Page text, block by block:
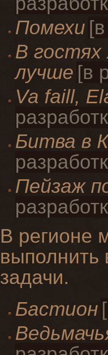
Помехи
В
лучше
Va faill,
Битва в
Пейзаж
В регионе
выполнить
задачи.
Бастион